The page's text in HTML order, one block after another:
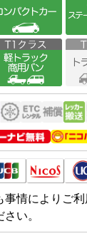
町】バス停下
モ石油が当店
事情によりご
い。